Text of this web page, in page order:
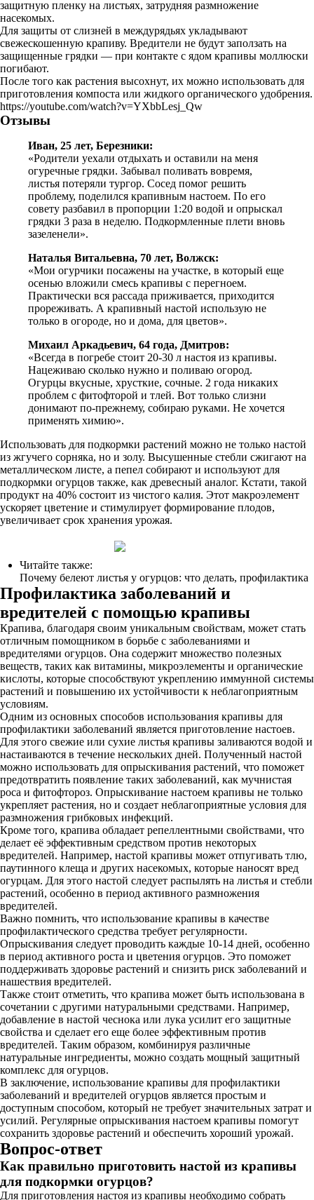
защитную пленку на листьях, затрудняя размножение
насекомых.
Для защиты от слизней в междурядьях укладывают
свежескошенную крапиву. Вредители не будут заползать на
защищенные грядки — при контакте с ядом крапивы моллюски
погибают.
После того как растения высохнут, их можно использовать для
приготовления компоста или жидкого органического удобрения.
https://youtube.com/watch?v=YXbbLesj_Qw
Отзывы
Иван, 25 лет, Березники:
«Родители уехали отдыхать и оставили на меня
огуречные грядки. Забывал поливать вовремя,
листья потеряли тургор. Сосед помог решить
проблему, поделился крапивным настоем. По его
совету разбавил в пропорции 1:20 водой и опрыскал
грядки 3 раза в неделю. Подкормленные плети вновь
зазеленели».
Наталья Витальевна, 70 лет, Волжск:
«Мои огурчики посажены на участке, в который еще
осенью вложили смесь крапивы с перегноем.
Практически вся рассада приживается, приходится
прореживать. А крапивный настой использую не
только в огороде, но и дома, для цветов».
Михаил Аркадьевич, 64 года, Дмитров:
«Всегда в погребе стоит 20-30 л настоя из крапивы.
Нацеживаю сколько нужно и поливаю огород.
Огурцы вкусные, хрусткие, сочные. 2 года никаких
проблем с фитофторой и тлей. Вот только слизни
донимают по-прежнему, собираю руками. Не хочется
применять химию».
Использовать для подкормки растений можно не только настой
из жгучего сорняка, но и золу. Высушенные стебли сжигают на
металлическом листе, а пепел собирают и используют для
подкормки огурцов также, как древесный аналог. Кстати, такой
продукт на 40% состоит из чистого калия. Этот макроэлемент
ускоряет цветение и стимулирует формирование плодов,
увеличивает срок хранения урожая.
Читайте также:
Почему белеют листья у огурцов: что делать, профилактика
Профилактика заболеваний и
вредителей с помощью крапивы
Крапива, благодаря своим уникальным свойствам, может стать
отличным помощником в борьбе с заболеваниями и
вредителями огурцов. Она содержит множество полезных
веществ, таких как витамины, микроэлементы и органические
кислоты, которые способствуют укреплению иммунной системы
растений и повышению их устойчивости к неблагоприятным
условиям.
Одним из основных способов использования крапивы для
профилактики заболеваний является приготовление настоев.
Для этого свежие или сухие листья крапивы заливаются водой и
настаиваются в течение нескольких дней. Полученный настой
можно использовать для опрыскивания растений, что поможет
предотвратить появление таких заболеваний, как мучнистая
роса и фитофтороз. Опрыскивание настоем крапивы не только
укрепляет растения, но и создает неблагоприятные условия для
размножения грибковых инфекций.
Кроме того, крапива обладает репеллентными свойствами, что
делает её эффективным средством против некоторых
вредителей. Например, настой крапивы может отпугивать тлю,
паутинного клеща и других насекомых, которые наносят вред
огурцам. Для этого настой следует распылять на листья и стебли
растений, особенно в период активного размножения
вредителей.
Важно помнить, что использование крапивы в качестве
профилактического средства требует регулярности.
Опрыскивания следует проводить каждые 10-14 дней, особенно
в период активного роста и цветения огурцов. Это поможет
поддерживать здоровье растений и снизить риск заболеваний и
нашествия вредителей.
Также стоит отметить, что крапива может быть использована в
сочетании с другими натуральными средствами. Например,
добавление в настой чеснока или лука усилит его защитные
свойства и сделает его еще более эффективным против
вредителей. Таким образом, комбинируя различные
натуральные ингредиенты, можно создать мощный защитный
комплекс для огурцов.
В заключение, использование крапивы для профилактики
заболеваний и вредителей огурцов является простым и
доступным способом, который не требует значительных затрат и
усилий. Регулярные опрыскивания настоем крапивы помогут
сохранить здоровье растений и обеспечить хороший урожай.
Вопрос-ответ
Как правильно приготовить настой из крапивы
для подкормки огурцов?
Для приготовления настоя из крапивы необходимо собрать